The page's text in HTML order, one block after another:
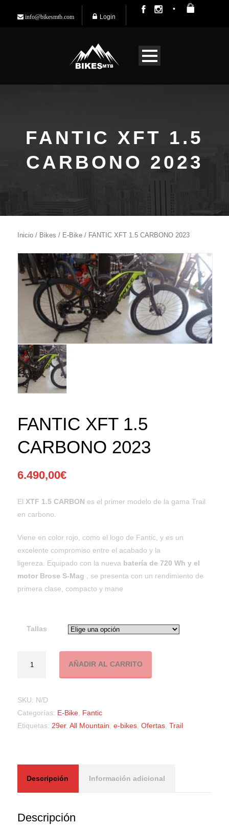
info@bikesmtb.com Login
FANTIC XFT 1.5
CARBONO 2023
Inicio / Bikes / E-Bike / FANTIC XFT 1.5 CARBONO 2023
FANTIC XFT 1.5
CARBONO 2023
6.490,00€
El XTF 1.5 CARBON es el primer modelo de la gama Trail
en carbono.
Viene en color rojo, como el logo de Fantic, y es un
excelente compromiso entre el acabado y la
ligereza. Equipado con la nueva batería de 720 Wh y el
motor Brose S-Mag , se presenta con un rendimiento de
primera clase, compacto y mane
Tallas
AÑADIR AL CARRITO
SKU: N/D
Categorías: E-Bike Fantic
Etiquetas: 29er, All Mountain e-bikes Ofertas Trail
Descripción Información adicional
Descripción